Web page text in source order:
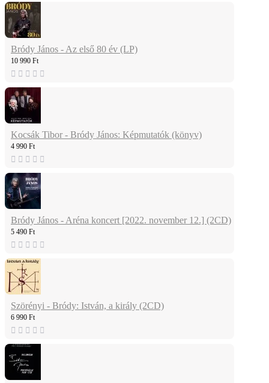
Bródy János - Az első 80 év (LP)
10 990 Ft
Kocsák Tibor - Bródy János: Képmutatók (könyv)
4 990 Ft
Bródy János - Aréna koncert [2022. november 12.] (2CD)
5 490 Ft
Szörényi - Bródy: István, a király (2CD)
6 990 Ft